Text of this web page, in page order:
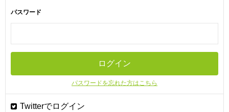
パスワード
パスワードを忘れた方はこちら